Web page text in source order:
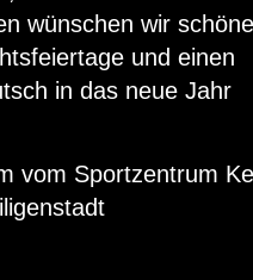
wünschen wir schöne
und einen
in das neue Jahr
vom Sportzentrum